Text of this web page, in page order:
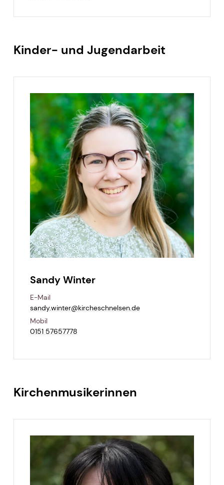
Kinder- und Jugendarbeit
Sandy Winter
E-Mail
sandy.​winter@​kircheschnelsen.​de
Mobil
0151 57657778
Kirchenmusikerinnen